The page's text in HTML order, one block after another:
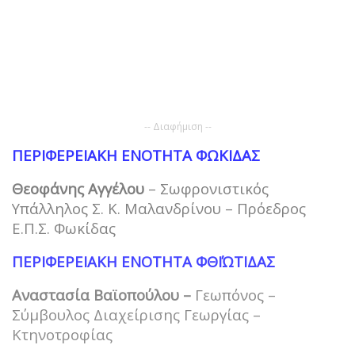
-- Διαφήμιση --
ΠΕΡΙΦΕΡΕΙΑΚΗ ΕΝΟΤΗΤΑ ΦΩΚΙΔΑΣ
Θεοφάνης Αγγέλου – Σωφρονιστικός
Υπάλληλος Σ. Κ. Μαλανδρίνου – Πρόεδρος
Ε.Π.Σ. Φωκίδας
ΠΕΡΙΦΕΡΕΙΑΚΗ ΕΝΟΤΗΤΑ ΦΘΙΏΤΙΔΑΣ
Αναστασία Βαϊοπούλου – Γεωπόνος –
Σύμβουλος Διαχείρισης Γεωργίας –
Κτηνοτροφίας